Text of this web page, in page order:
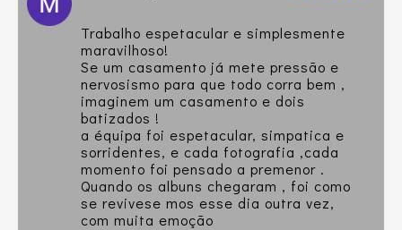
Trabalho espetacular e simplesmente
maravilhoso!
Se um casamento já mete pressão e
nervosismo para que todo corra bem ,
imaginem um casamento e dois
batizados !
a équipa foi espetacular, simpatica e
sorridentes, e cada fotografia ,cada
momento foi pensado a premenor .
Quando os albuns chegaram , foi como
se revivese mos esse dia outra vez,
com muita emoção